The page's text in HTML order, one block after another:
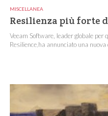
MISCELLANEA
Resilienza più forte
Veeam Software, leader globale per
Resilience,ha annunciato una